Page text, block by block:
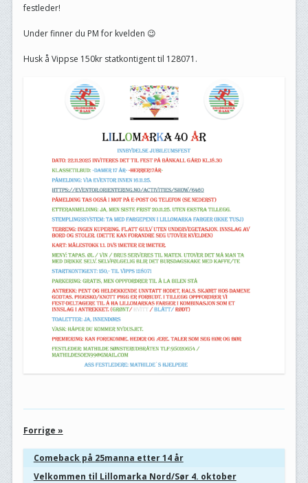
festleder!
Under finner du PM for kvelden 😉
Husk å Vippse 150kr statkontigent til 128071.
Forrige »
Comeback på 25manna etter 14 år
Velkommen til Lillomarka Nord/Sør 4. oktober